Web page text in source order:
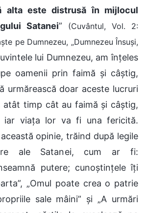
alta este distrusă în mijlocul
Satanei” (Cuvântul, Vol. 2:
pe Dumnezeu, „Dumnezeu Însuși,
lui Dumnezeu, am înțeles
oamenii prin faimă și câștig,
urmărească doar aceste lucruri
atât timp cât au faimă și câștig,
iar viața lor va fi una fericită.
opinie, trăind după legile
ale Satanei, cum ar fi:
putere; cunoștințele îți
„Omul poate crea o patrie
sale mâini” și „A urmări